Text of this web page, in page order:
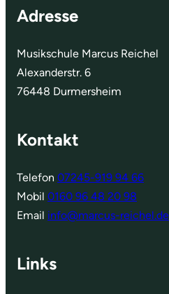
Adresse
Musikschule Marcus Reichel
Alexanderstr. 6
76448 Durmersheim
Kontakt
Telefon 07245-919 94 66
Mobil 0160 96 48 20 98
Email info@marcus-reichel.de
Links